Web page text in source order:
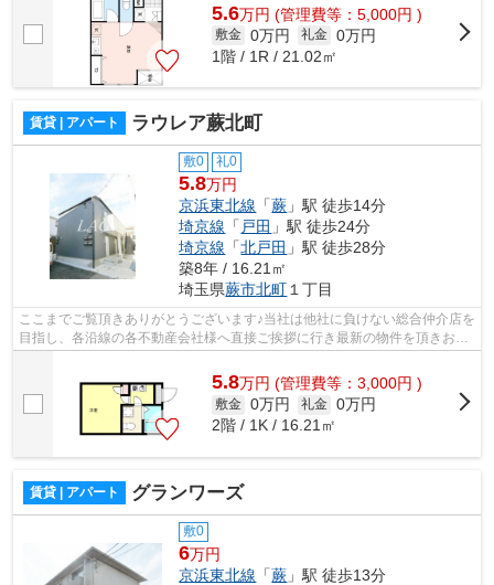
5.6万円 (管理費等：5,000円 )
敷金 0万円 礼金 0万円
1階 / 1R / 21.02㎡
賃貸 | アパート ラウレア蕨北町
敷0 礼0
5.8万円
京浜東北線 「蕨 」駅 徒歩14分
埼京線 「 戸田 」駅 徒歩24分
埼京線 「北戸田 」駅 徒歩28分
築8年 / 16.21㎡
埼玉県蕨市北町 １丁目
ここまでご覧頂きありがとうございます♪当社は他社に負けない総合仲介店を
目指し、各沿線の各不動産会社様へ直接ご挨拶に行き最新の物件を頂きお客
様へ提供しております！最新の情報は...
5.8万円 (管理費等：3,000円 )
敷金 0万円 礼金 0万円
2階 / 1K / 16.21㎡
賃貸 | アパート グランワーズ
敷0
6万円
京浜東北線 「蕨 」駅 徒歩13分